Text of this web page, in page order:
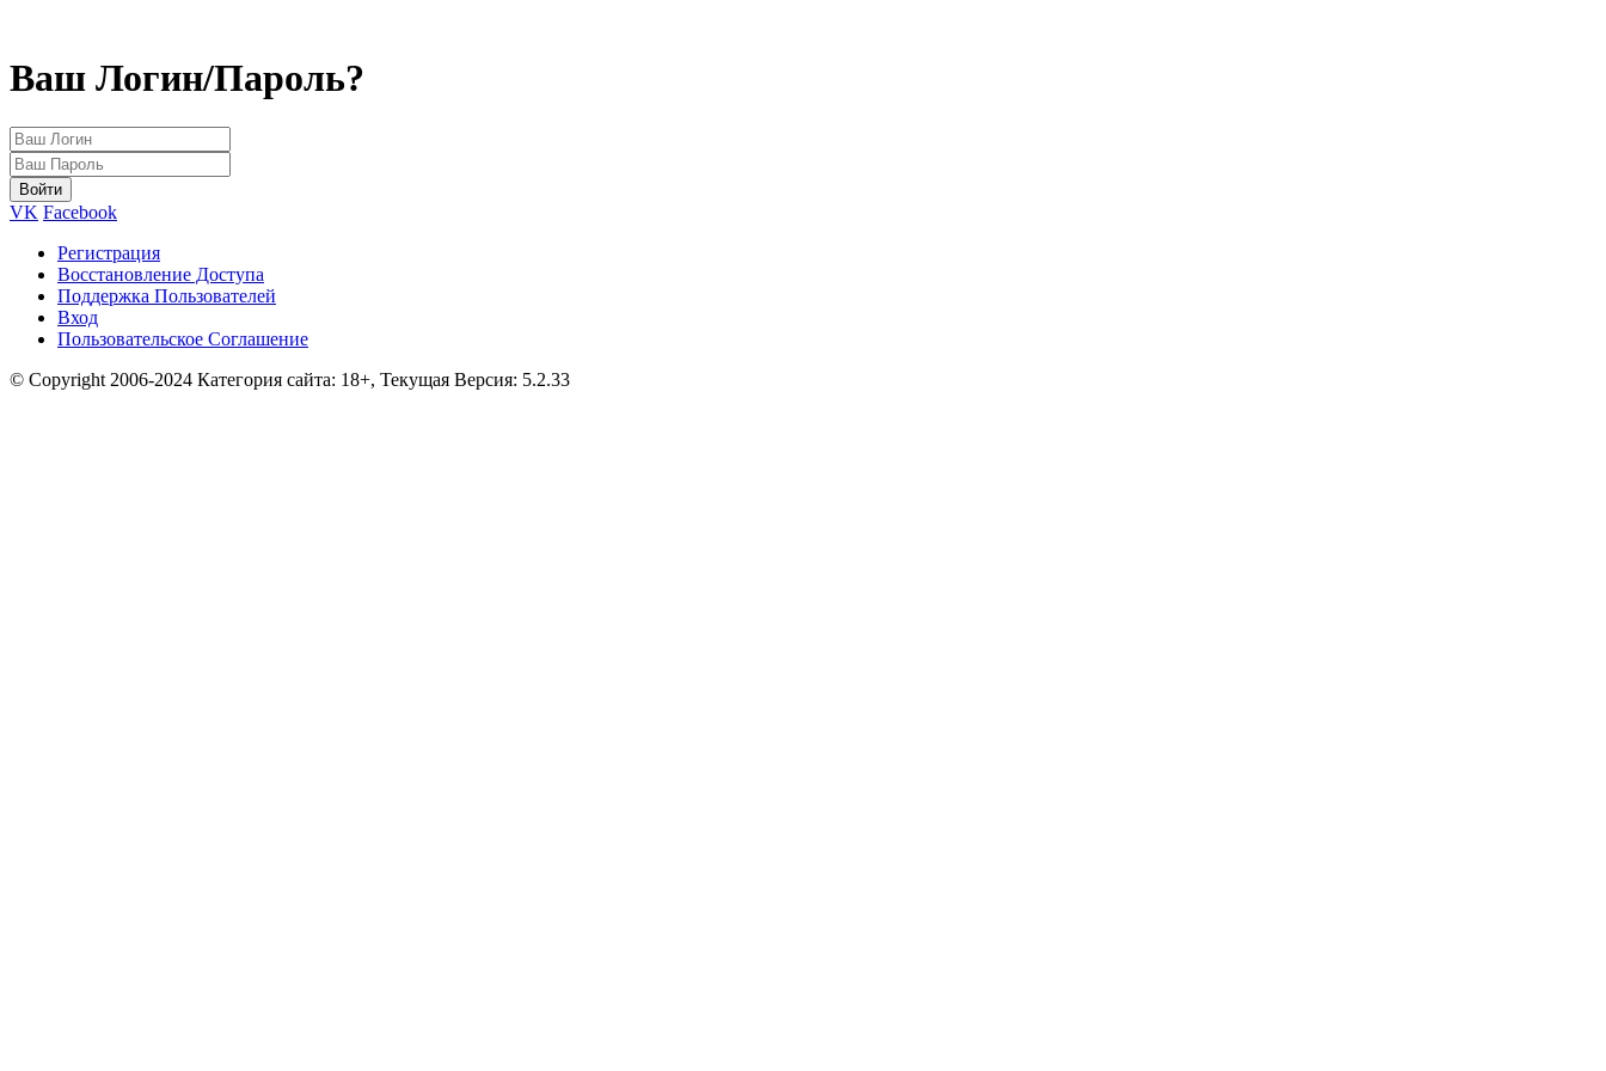
Ваш Логин/Пароль?
VK Facebook
Регистрация
Восстановление Доступа
Поддержка Пользователей
Вход
Пользовательское Соглашение
© Copyright 2006-2024 Категория сайта: 18+, Текущая Версия: 5.2.33